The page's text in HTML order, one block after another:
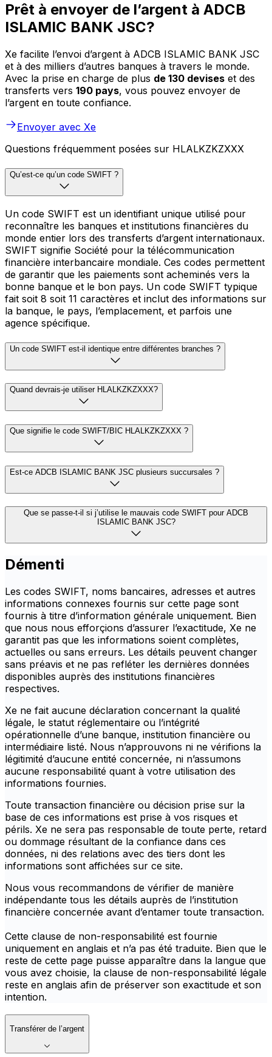
Prêt à envoyer de l’argent à ADCB
ISLAMIC BANK JSC?
Xe facilite l’envoi d’argent à ADCB ISLAMIC BANK JSC
et à des milliers d’autres banques à travers le monde.
Avec la prise en charge de plus de 130 devises et des
transferts vers 190 pays, vous pouvez envoyer de
l’argent en toute confiance.
Envoyer avec Xe
Questions fréquemment posées sur HLALKZKZXXX
Qu’est-ce qu’un code SWIFT ?
Un code SWIFT est un identifiant unique utilisé pour
reconnaître les banques et institutions financières du
monde entier lors des transferts d’argent internationaux.
SWIFT signifie Société pour la télécommunication
financière interbancaire mondiale. Ces codes permettent
de garantir que les paiements sont acheminés vers la
bonne banque et le bon pays. Un code SWIFT typique
fait soit 8 soit 11 caractères et inclut des informations sur
la banque, le pays, l’emplacement, et parfois une
agence spécifique.
Un code SWIFT est-il identique entre différentes branches ?
Quand devrais-je utiliser HLALKZKZXXX?
Que signifie le code SWIFT/BIC HLALKZKZXXX ?
Est-ce ADCB ISLAMIC BANK JSC plusieurs succursales ?
Que se passe-t-il si j’utilise le mauvais code SWIFT pour ADCB
ISLAMIC BANK JSC?
Démenti
Les codes SWIFT, noms bancaires, adresses et autres
informations connexes fournis sur cette page sont
fournis à titre d’information générale uniquement. Bien
que nous nous efforçions d’assurer l’exactitude, Xe ne
garantit pas que les informations soient complètes,
actuelles ou sans erreurs. Les détails peuvent changer
sans préavis et ne pas refléter les dernières données
disponibles auprès des institutions financières
respectives.
Xe ne fait aucune déclaration concernant la qualité
légale, le statut réglementaire ou l’intégrité
opérationnelle d’une banque, institution financière ou
intermédiaire listé. Nous n’approuvons ni ne vérifions la
légitimité d’aucune entité concernée, ni n’assumons
aucune responsabilité quant à votre utilisation des
informations fournies.
Toute transaction financière ou décision prise sur la
base de ces informations est prise à vos risques et
périls. Xe ne sera pas responsable de toute perte, retard
ou dommage résultant de la confiance dans ces
données, ni des relations avec des tiers dont les
informations sont affichées sur ce site.
Nous vous recommandons de vérifier de manière
indépendante tous les détails auprès de l’institution
financière concernée avant d’entamer toute transaction.
Cette clause de non-responsabilité est fournie
uniquement en anglais et n’a pas été traduite. Bien que le
reste de cette page puisse apparaître dans la langue que
vous avez choisie, la clause de non-responsabilité légale
reste en anglais afin de préserver son exactitude et son
intention.
Transférer de l’argent